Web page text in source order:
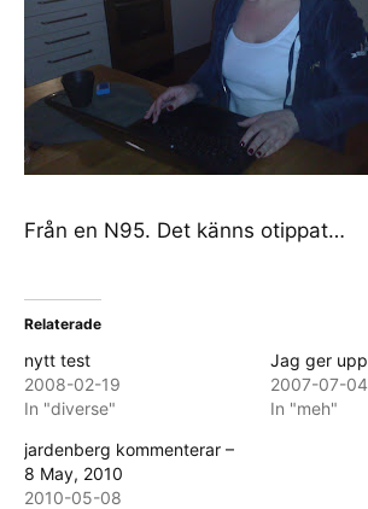
Från en N95. Det känns otippat…
Relaterade
nytt test
2008-02-19
In "diverse"
Jag ger upp
2007-07-04
In "meh"
jardenberg kommenterar –
8 May, 2010
2010-05-08